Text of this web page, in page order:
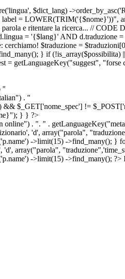
$dict_lang) -
label = LOWER(TRIM('{$nome}'))",
e ritentare la ricerca... // CODE
= '{$lang}' AND d.traduzione
$traduzione =
} if (!is_array($possibilita)
= getLanguageKey("suggest", "forse
"
. "
$_GET['nome_spec'] !=
} } ?>
. ". " .
'd', array("parola",
->limit(15) ->find_many(); }
array("parola",
->limit(15) ->find_many(); ?>